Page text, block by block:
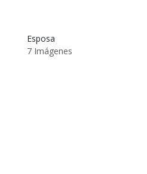
Esposa
7 Imágenes